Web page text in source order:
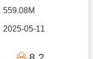
559.08M
2025-05-11